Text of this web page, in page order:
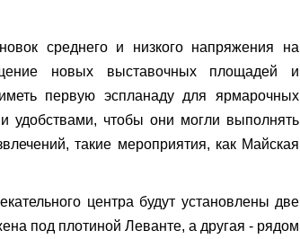
среднего и низкого напряжения на
новых выставочных площадей и
первую эспланаду для ярмарочных
удобствами, чтобы они могли выполнять
такие мероприятия, как Майская
центра будут установлены две
под плотиной Леванте, а другая - рядом